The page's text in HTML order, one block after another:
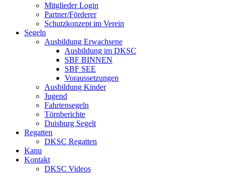
Mitglieder Login
Partner/Förderer
Schutzkonzept im Verein
Segeln
Ausbildung Erwachsene
Ausbildung im DKSC
SBF BINNEN
SBF SEE
Voraussetzungen
Ausbildung Kinder
Jugend
Fahrtensegeln
Törnberichte
Duisburg Segelt
Regatten
DKSC Regatten
Kanu
Kontakt
DKSC Videos